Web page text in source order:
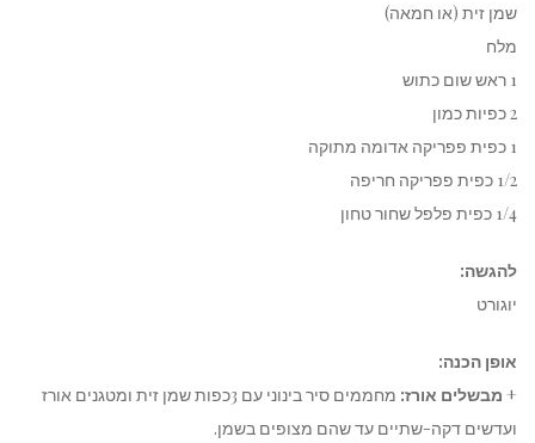
שמן זית (או חמאה)
מלח
1 ראש שום כתוש
2 כפיות כמון
1 כפית פפריקה אדומה מתוקה
1/2 כפית פפריקה חריפה
1/4 כפית פלפל שחור טחון
להגשה:
יוגורט
אופן הכנה:
+ מבשלים אורז:
מחממים סיר בינוני עם 3כפות שמן זית ומטגנים אורז
ועדשים דקה-שתיים עד שהם מצופים בשמן.